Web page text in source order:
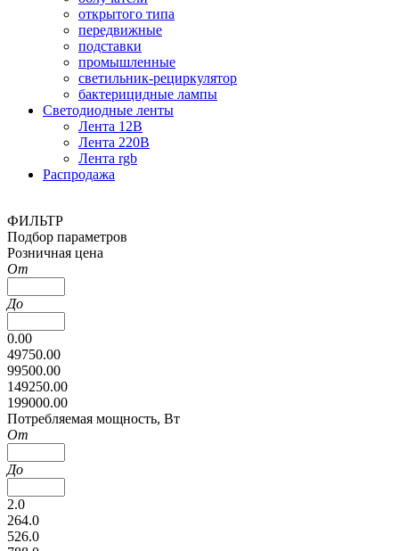
открытого типа
передвижные
подставки
промышленные
светильник-рециркулятор
бактерицидные лампы
Светодиодные ленты
Лента 12В
Лента 220В
Лента rgb
Распродажа
ФИЛЬТР
Подбор параметров
Розничная цена
От
До
0.00
49750.00
99500.00
149250.00
199000.00
Потребляемая мощность, Вт
От
До
2.0
264.0
526.0